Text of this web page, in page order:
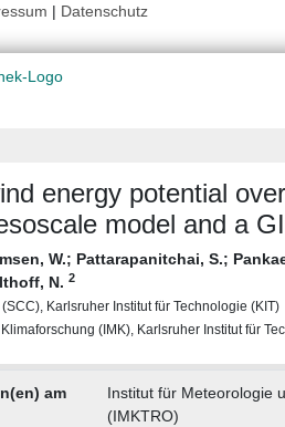
| Datenschutz
energy potential
model and a
W.; Pattarapanitchai, S.;
N. 2
Karlsruher Institut für Technologie (KIT)
(IMK), Karlsruher Institut für
am
Institut für Meteorologie
(IMKTRO)